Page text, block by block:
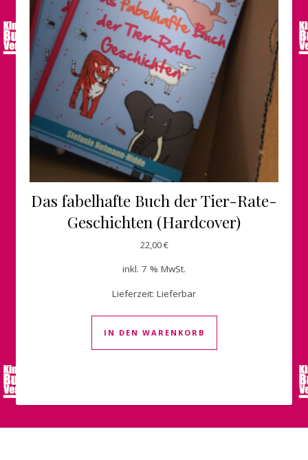
Das fabelhafte Buch der Tier-Rate-
Geschichten (Hardcover)
22,00€
inkl. 7 % MwSt.
Lieferzeit: Lieferbar
IN DEN WARENKORB